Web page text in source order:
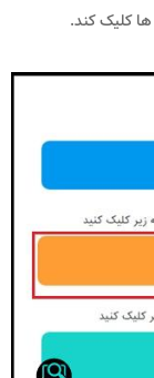
کلیک کند.